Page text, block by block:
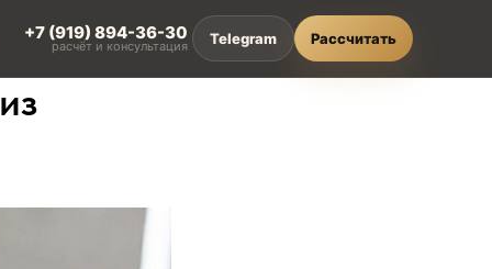
из HPL compact
+7 (919) 894-36-30
расчёт и консультация Telegram Рассчитать